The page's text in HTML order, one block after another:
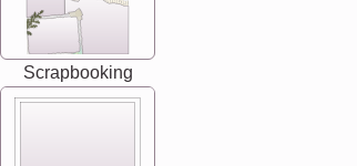
Scrapbooking